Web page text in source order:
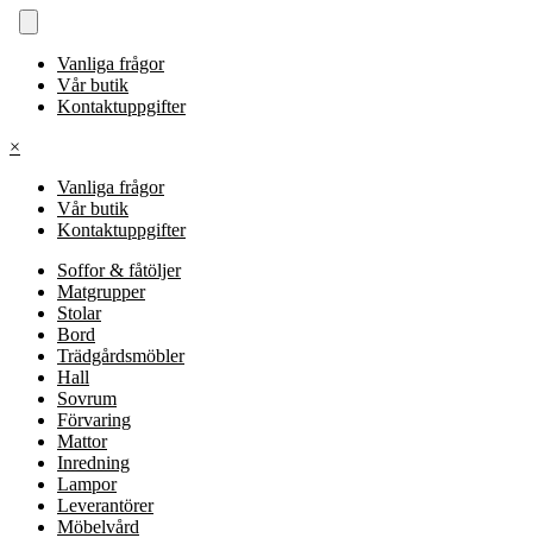
Vanliga frågor
Vår butik
Kontaktuppgifter
×
Vanliga frågor
Vår butik
Kontaktuppgifter
Soffor & fåtöljer
Matgrupper
Stolar
Bord
Trädgårdsmöbler
Hall
Sovrum
Förvaring
Mattor
Inredning
Lampor
Leverantörer
Möbelvård